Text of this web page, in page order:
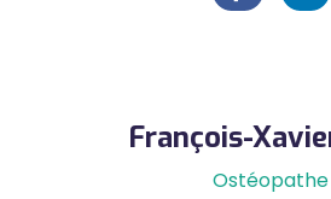
François-
Ostéopathe